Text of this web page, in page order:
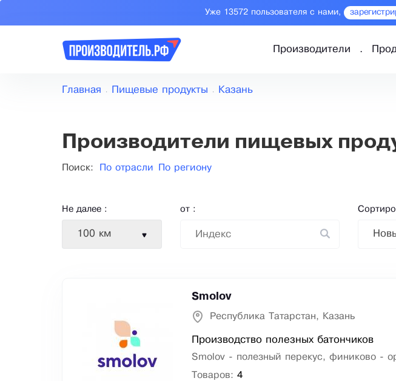
Уже 13572 пользователя с нами,
Производители
Главная Пищевые продукты Казань
Производители пищевых
Поиск: По отрасли По региону
Не далее :
100 км
от :
Smolov
Республика Татарстан, Казань
Производство полезных батончиков
Smolov - полезный перекус, финиково -
Товаров: 4